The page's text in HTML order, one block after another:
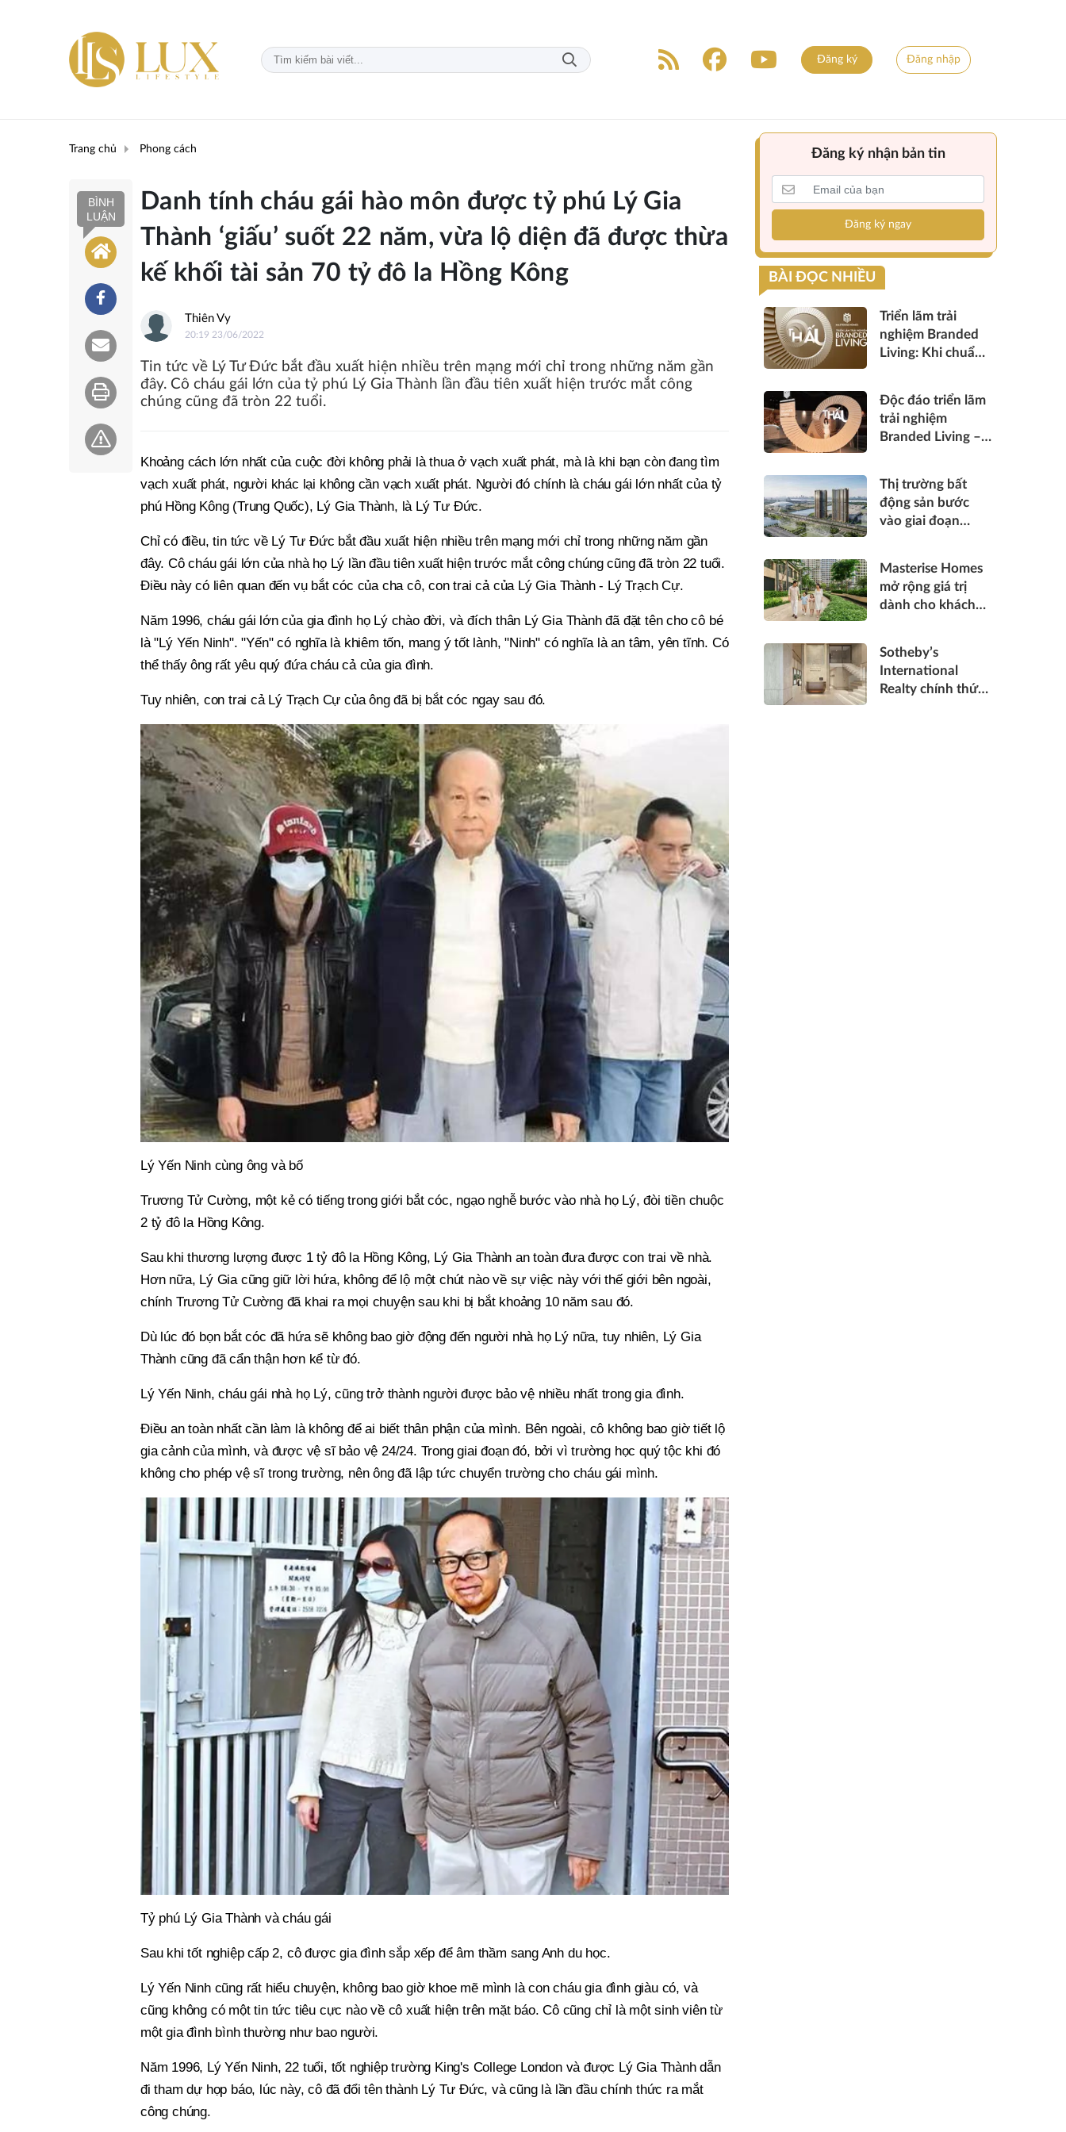
Đăng ký Đăng nhập
Trang chủ Phong cách
BÌNH
LUẬN
Danh tính cháu gái hào môn được tỷ phú Lý Gia
Thành ‘giấu’ suốt 22 năm, vừa lộ diện đã được thừa
kế khối tài sản 70 tỷ đô la Hồng Kông
Thiên Vy
20:19 23/06/2022
Tin tức về Lý Tư Đức bắt đầu xuất hiện nhiều trên mạng mới chỉ trong những năm gần
đây. Cô cháu gái lớn của tỷ phú Lý Gia Thành lần đầu tiên xuất hiện trước mắt công
chúng cũng đã tròn 22 tuổi.
Khoảng cách lớn nhất của cuộc đời không phải là thua ở vạch xuất phát, mà là khi bạn còn đang tìm
vạch xuất phát, người khác lại không cần vạch xuất phát. Người đó chính là cháu gái lớn nhất của tỷ
phú Hồng Kông (Trung Quốc), Lý Gia Thành, là Lý Tư Đức.
Chỉ có điều, tin tức về Lý Tư Đức bắt đầu xuất hiện nhiều trên mạng mới chỉ trong những năm gần
đây. Cô cháu gái lớn của nhà họ Lý lần đầu tiên xuất hiện trước mắt công chúng cũng đã tròn 22 tuổi.
Điều này có liên quan đến vụ bắt cóc của cha cô, con trai cả của Lý Gia Thành - Lý Trạch Cự.
Năm 1996, cháu gái lớn của gia đình họ Lý chào đời, và đích thân Lý Gia Thành đã đặt tên cho cô bé
là "Lý Yến Ninh". "Yến" có nghĩa là khiêm tốn, mang ý tốt lành, "Ninh" có nghĩa là an tâm, yên tĩnh. Có
thể thấy ông rất yêu quý đứa cháu cả của gia đình.
Tuy nhiên, con trai cả Lý Trạch Cự của ông đã bị bắt cóc ngay sau đó.
Lý Yến Ninh cùng ông và bố
Trương Tử Cường, một kẻ có tiếng trong giới bắt cóc, ngạo nghễ bước vào nhà họ Lý, đòi tiền chuộc
2 tỷ đô la Hồng Kông.
Sau khi thương lượng được 1 tỷ đô la Hồng Kông, Lý Gia Thành an toàn đưa được con trai về nhà.
Hơn nữa, Lý Gia cũng giữ lời hứa, không để lộ một chút nào về sự việc này với thế giới bên ngoài,
chính Trương Tử Cường đã khai ra mọi chuyện sau khi bị bắt khoảng 10 năm sau đó.
Dù lúc đó bọn bắt cóc đã hứa sẽ không bao giờ động đến người nhà họ Lý nữa, tuy nhiên, Lý Gia
Thành cũng đã cẩn thận hơn kể từ đó.
Lý Yến Ninh, cháu gái nhà họ Lý, cũng trở thành người được bảo vệ nhiều nhất trong gia đình.
Điều an toàn nhất cần làm là không để ai biết thân phận của mình. Bên ngoài, cô không bao giờ tiết lộ
gia cảnh của mình, và được vệ sĩ bảo vệ 24/24. Trong giai đoạn đó, bởi vì trường học quý tộc khi đó
không cho phép vệ sĩ trong trường, nên ông đã lập tức chuyển trường cho cháu gái mình.
Tỷ phú Lý Gia Thành và cháu gái
Sau khi tốt nghiệp cấp 2, cô được gia đình sắp xếp để âm thầm sang Anh du học.
Lý Yến Ninh cũng rất hiểu chuyện, không bao giờ khoe mẽ mình là con cháu gia đình giàu có, và
cũng không có một tin tức tiêu cực nào về cô xuất hiện trên mặt báo. Cô cũng chỉ là một sinh viên từ
một gia đình bình thường như bao người.
Năm 1996, Lý Yến Ninh, 22 tuổi, tốt nghiệp trường King's College London và được Lý Gia Thành dẫn
đi tham dự họp báo, lúc này, cô đã đổi tên thành Lý Tư Đức, và cũng là lần đầu chính thức ra mắt
công chúng.
Đăng ký nhận bản tin
Đăng ký ngay
BÀI ĐỌC NHIỀU
Triển lãm trải
nghiệm Branded
Living: Khi chuẩn
từng điểm chạm
Độc đáo triển lãm
trải nghiệm
Branded Living –
“thấu cảm” tinh
hoa về không gian
sống hàng hiệu
Thị trường bất
động sản bước
vào giai đoạn
đang dành cho ai?
Masterise Homes
mở rộng giá trị
dành cho khách
hành bền vững
Sotheby’s
International
Realty chính thức